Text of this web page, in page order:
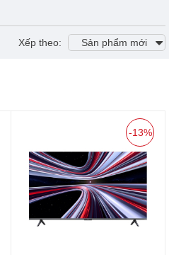
Xếp theo: Sản phẩm mới
-13%